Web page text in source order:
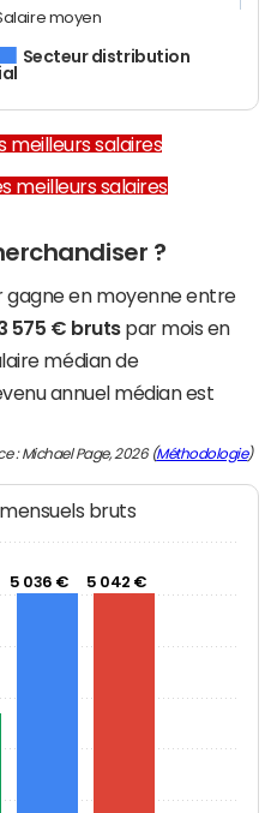
Secteur distribution
moyen
meilleurs salaires
meilleurs salaires
?
gagne en moyenne entre
575 € brutspar mois en
médian de
annuel médian est
: Michael Page, 2026 (Méthodologie)
bruts
5 036 € 5 042 €